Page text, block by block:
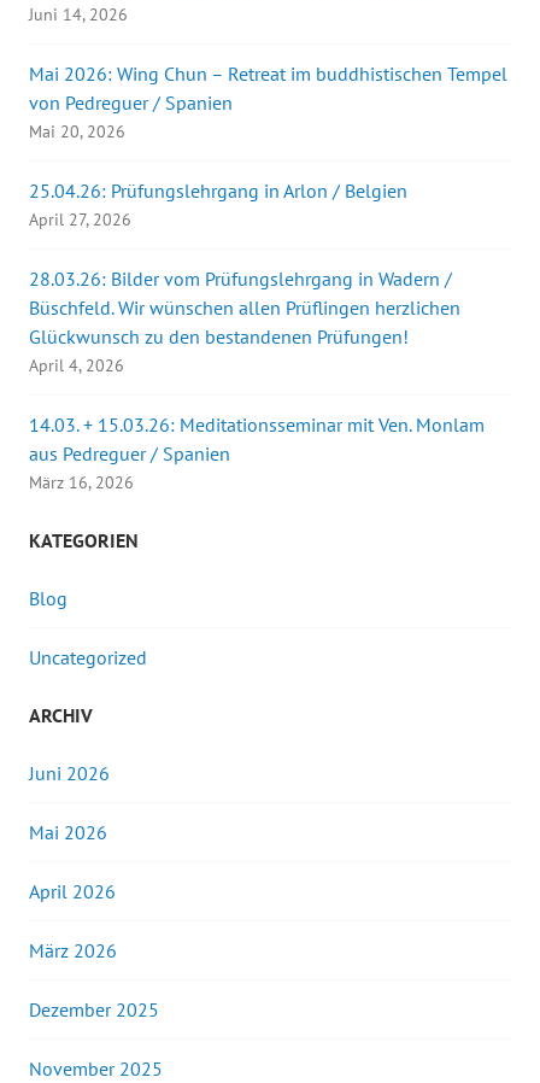
Juni 14, 2026
Mai 2026: Wing Chun – Retreat im buddhistischen Tempel
von Pedreguer / Spanien
Mai 20, 2026
25.04.26: Prüfungslehrgang in Arlon / Belgien
April 27, 2026
28.03.26: Bilder vom Prüfungslehrgang in Wadern /
Büschfeld. Wir wünschen allen Prüflingen herzlichen
Glückwunsch zu den bestandenen Prüfungen!
April 4, 2026
14.03. + 15.03.26: Meditationsseminar mit Ven. Monlam
aus Pedreguer / Spanien
März 16, 2026
KATEGORIEN
Blog
Uncategorized
ARCHIV
Juni 2026
Mai 2026
April 2026
März 2026
Dezember 2025
November 2025